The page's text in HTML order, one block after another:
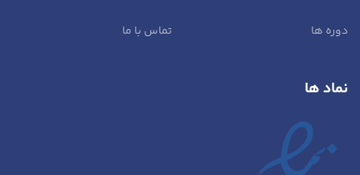
دوره ها تماس با ما
نماد ها